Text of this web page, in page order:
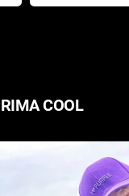
přichází s
COOL